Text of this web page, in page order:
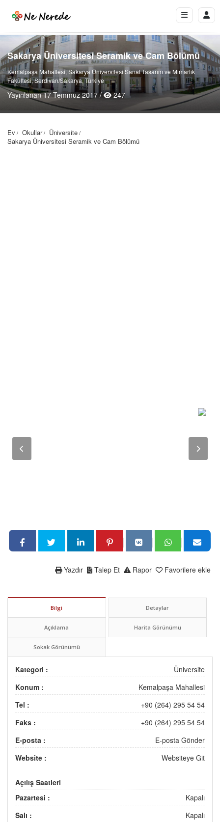
Sakarya Üniversitesi Seramik ve Cam Bölümü
Kemalpaşa Mahallesi, Sakarya Üniversitesi Sanat Tasarım ve Mimarlık
Fakültesi, Serdivan/Sakarya, Türkiye
Yayınlanan 17 Temmuz 2017 / 247
Ev Okullar
Üniversite
Sakarya Üniversitesi Seramik ve Cam Bölümü
Favorilere ekle
Rapor
Talep Et
Yazdır
Bilgi Detaylar
Açıklama Harita Görünümü
Sokak Görünümü
Kategori :
Üniversite
Konum :
Kemalpaşa Mahallesi
Tel :
+90 (264) 295 54 54
Faks :
+90 (264) 295 54 54
E-posta :
E-posta Gönder
Website :
Websiteye Git
Açılış Saatleri
Pazartesi :
Kapalı
Salı :
Kapalı